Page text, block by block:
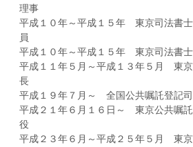
理事
平成１０年～平成１５年 東京司法書
員
平成１０年～平成１５年 東京司法書
平成１１年５月～平成１３年５月 東
長
平成１９年７月～ 全国公共嘱託登記
平成２１年６月１６日～ 東京公共嘱
役
平成２３年６月～平成２５年５月 東